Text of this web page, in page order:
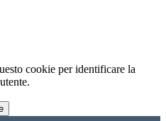
cookie per identificare la